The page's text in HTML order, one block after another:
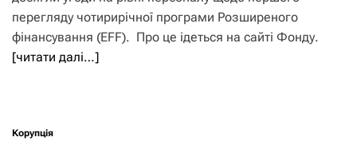
перегляду чотирирічної програми Розширеного
фінансування (EFF). Про це ідеться на сайті Фонду.
[читати далі…]
Корупція